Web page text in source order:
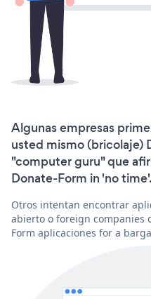
Algunas empresas
usted mismo (bricolaje)
"computer guru" que
Donate-Form in 'no time'.
Otros intentan encontrar
abierto o foreign companies
Form aplicaciones for a